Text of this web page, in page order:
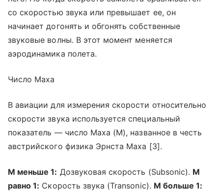
со скоростью звука или превышает ее, он
начинает догонять и обгонять собственные
звуковые волны. В этот момент меняется
аэродинамика полета.
Число Маха
В авиации для измерения скорости относительно
скорости звука используется специальный
показатель — число Маха (M), названное в честь
австрийского физика Эрнста Маха [3].
М меньше 1: Дозвуковая скорость (Subsonic). М
равно 1: Скорость звука (Transonic). М больше 1: